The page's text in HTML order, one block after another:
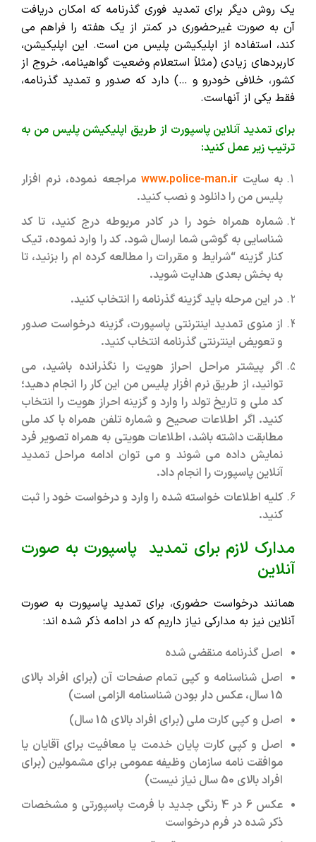
یک روش دیگر برای تمدید فوری گذرنامه که امکان دریافت
آن به صورت غیرحضوری در کمتر از یک هفته را فراهم می
کند، استفاده از اپلیکیشن پلیس من است. این اپلیکیشن،
کاربردهای زیادی (مثلاً استعلام وضعیت گواهینامه، خروج از
کشور، خلافی خودرو و …) دارد که صدور و تمدید گذرنامه،
فقط یکی از آنهاست.
برای تمدید آنلاین پاسپورت از طریق اپلیکیشن پلیس من به
ترتیب زیر عمل کنید:
به سایتwww.police-man.ir مراجعه نموده، نرم افزار
پلیس من را دانلود و نصب کنید.
شماره همراه خود را در کادر مربوطه درج کنید، تا کد
شناسایی به گوشی شما ارسال شود. کد را وارد نموده، تیک
کنار گزینه “شرایط و مقررات را مطالعه کرده ام را بزنید، تا
به بخش بعدی هدایت شوید.
در این مرحله باید گزینه گذرنامه را انتخاب کنید.
از منوی تمدید اینترنتی پاسپورت، گزینه درخواست صدور
و تعویض اینترنتی گذرنامه انتخاب کنید.
اگر پیشتر مراحل احراز هویت را نگذرانده باشید، می
توانید، از طریق نرم افزار پلیس من این کار را انجام دهید؛
کد ملی و تاریخ تولد را وارد و گزینه احراز هویت را انتخاب
کنید. اگر اطلاعات صحیح و شماره تلفن همراه با کد ملی
مطابقت داشته باشد، اطلاعات هویتی به همراه تصویر فرد
نمایش داده می شوند و می توان ادامه مراحل تمدید
آنلاین پاسپورت را انجام داد.
کلیه اطلاعات خواسته شده را وارد و درخواست خود را ثبت
کنید.
مدارک لازم برای تمدید پاسپورت به صورت
آنلاین
همانند درخواست حضوری، برای تمدید پاسپورت به صورت
آنلاین نیز به مدارکی نیاز داریم که در ادامه ذکر شده ‌اند:
اصل گذرنامه منقضی شده
اصل شناسنامه و کپی تمام صفحات آن (برای افراد بالای
15 سال، عکس دار بودن شناسنامه الزامی است)
اصل و کپی کارت ملی (برای افراد بالای 15 سال)
اصل و کپی کارت پایان خدمت یا معافیت برای آقایان یا
موافقت نامه سازمان وظیفه عمومی برای مشمولین (برای
افراد بالای 50 سال نیاز نیست)
عکس 6 در 4 رنگی جدید با فرمت پاسپورتی و مشخصات
ذکر شده در فرم درخواست